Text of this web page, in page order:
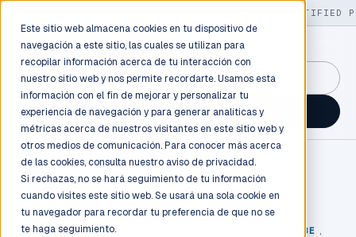
Este sitio web almacena cookies en tu dispositivo de
navegación a este sitio, las cuales se utilizan para
recopilar información acerca de tu interacción con
nuestro sitio web y nos permite recordarte. Usamos esta
información con el fin de mejorar y personalizar tu
experiencia de navegación y para generar analíticas y
métricas acerca de nuestros visitantes en este sitio web y
otros medios de comunicación. Para conocer más acerca
de las cookies, consulta nuestro aviso de privacidad.
Si rechazas, no se hará seguimiento de tu información
cuando visites este sitio web. Se usará una sola cookie en
tu navegador para recordar tu preferencia de que no se
te haga seguimiento.
130+ CERTIFIED
GuidancePlex →
Talk to an engineer →
TECNOLOGÍA , CLOUD COMPUTING NUBE